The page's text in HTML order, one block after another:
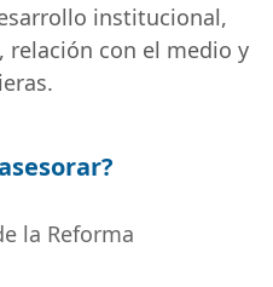
institucional,
relación con el medio y
la Reforma